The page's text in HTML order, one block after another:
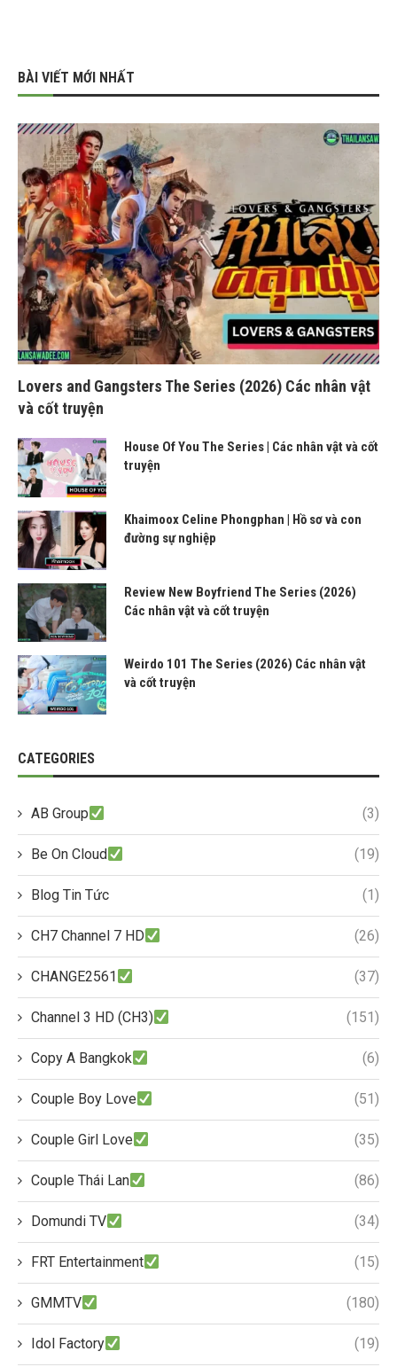
BÀI VIẾT MỚI NHẤT
Lovers and Gangsters The Series (2026) Các nhân vật
và cốt truyện
House Of You The Series | Các nhân vật và cốt
truyện
Khaimoox Celine Phongphan | Hồ sơ và con
đường sự nghiệp
Review New Boyfriend The Series (2026)
Các nhân vật và cốt truyện
Weirdo 101 The Series (2026) Các nhân vật
và cốt truyện
CATEGORIES
AB Group (3)
Be On Cloud (19)
Blog Tin Tức (1)
CH7 Channel 7 HD (26)
CHANGE2561 (37)
Channel 3 HD (CH3) (151)
Copy A Bangkok (6)
Couple Boy Love (51)
Couple Girl Love (35)
Couple Thái Lan (86)
Domundi TV (34)
FRT Entertainment (15)
GMMTV (180)
Idol Factory (19)